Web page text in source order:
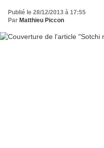
Publié le 28/12/2013 à 17:55
Par Matthieu Piccon